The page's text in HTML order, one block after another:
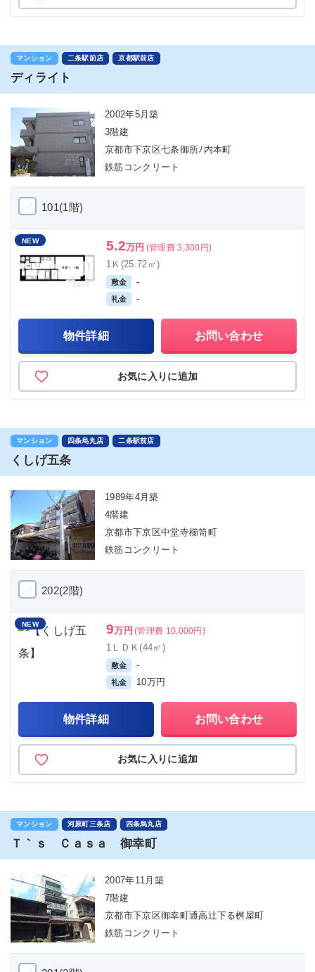
マンション 二条駅前店 京都駅前店
ディライト
2002年5月築
3階建
京都市下京区七条御所ﾉ内本町
鉄筋コンクリート
101(1階)
NEW 5.2万円 (管理費 3,300円)
1Ｋ(25.72㎡)
敷金 -
礼金 -
物件詳細 お問い合わせ
お気に入りに追加
マンション 四条烏丸店 二条駅前店
くしげ五条
1989年4月築
4階建
京都市下京区中堂寺櫛笥町
鉄筋コンクリート
202(2階)
NEW 9万円 (管理費 10,000円)
1ＬＤＫ(44㎡)
敷金 -
礼金 10万円
物件詳細 お問い合わせ
お気に入りに追加
マンション 河原町三条店 四条烏丸店
Ｔ｀ｓ Ｃａｓａ 御幸町
2007年11月築
7階建
京都市下京区御幸町通高辻下る桝屋町
鉄筋コンクリート